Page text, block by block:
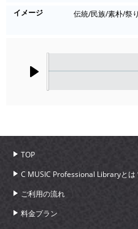
イメージ
伝統/民族/素朴/祭
TOP
C MUSIC Professional Libraryとは
ご利用の流れ
料金プラン